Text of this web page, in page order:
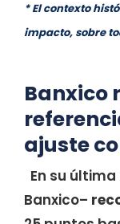
* El contexto
impacto, sobre
Banxico
ajuste
En su
Banxico–